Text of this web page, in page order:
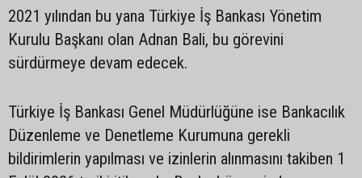
2021 yılından bu yana Türkiye İş Bankası Yönetim
Kurulu Başkanı olan Adnan Bali, bu görevini
sürdürmeye devam edecek.
Türkiye İş Bankası Genel Müdürlüğüne ise Bankacılık
Düzenleme ve Denetleme Kurumuna gerekli
bildirimlerin yapılması ve izinlerin alınmasını takiben 1